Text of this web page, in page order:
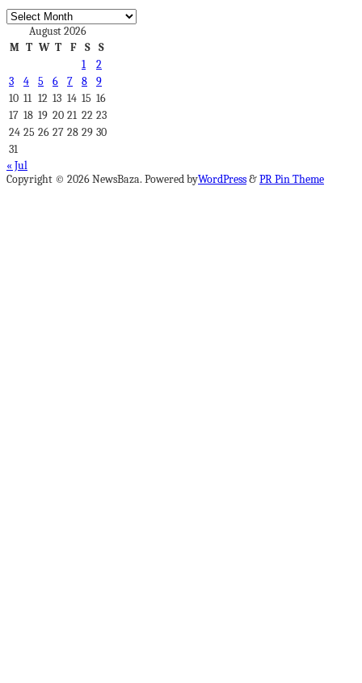
Archives
August 2026
M T W T F S
S
1
2
3
4 5 6 7 8
9
10 11 12 13 14 15 16
17 18 19 20 21 22 23
24 25 26 27 28 29 30
31
« Jul
Copyright © 2026 NewsBaza. Powered byWordPress&PR Pin Theme